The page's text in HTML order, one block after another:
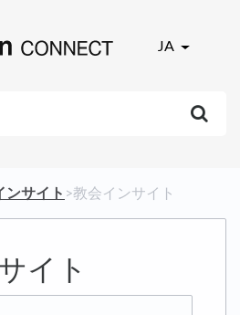
JA
ンサイト ​>​ 教会インサイト
イト